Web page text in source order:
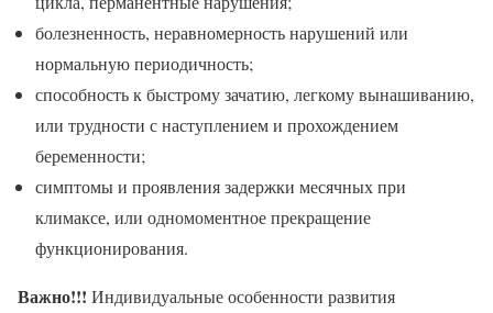
болезненность, неравномерность нарушений или
нормальную периодичность;
способность к быстрому зачатию, легкому вынашиванию,
или трудности с наступлением и прохождением
беременности;
симптомы и проявления задержки месячных при
климаксе, или одномоментное прекращение
функционирования.
Важно!!! Индивидуальные особенности развития